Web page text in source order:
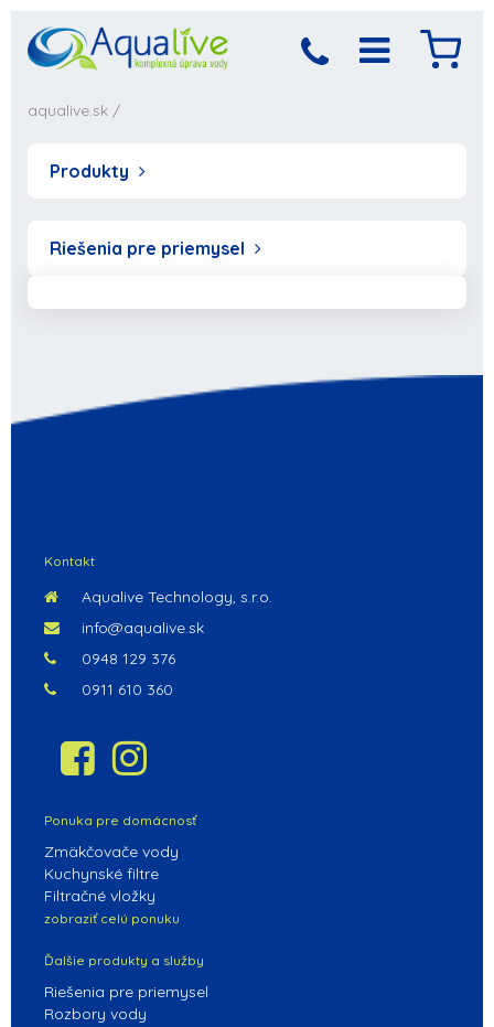
aqualive.sk /
Produkty
Riešenia pre priemysel
Kontakt
Aqualive Technology, s.r.o.
info@aqualive.sk
0948 129 376
0911 610 360
Ponuka pre domácnosť
Zmäkčovače vody
Kuchynské filtre
Filtračné vložky
zobraziť celú ponuku
Ďalšie produkty a služby
Riešenia pre priemysel
Rozbory vody
Produkt bol pridaný
Objednávka sa